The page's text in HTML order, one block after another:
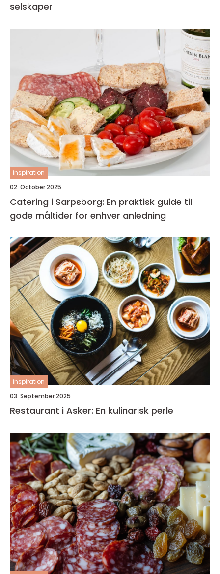
selskaper
inspiration
02. October 2025
Catering i Sarpsborg: En praktisk guide til
gode måltider for enhver anledning
inspiration
03. September 2025
Restaurant i Asker: En kulinarisk perle